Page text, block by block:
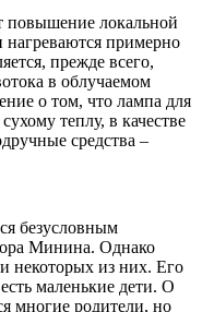
повышение локальной
примерно
прежде всего,
в облучаемом
о том, что лампа для
теплу, в качестве
средства –
безусловным
Минина. Однако
некоторых из них. Его
маленькие дети. О
многие родители, но